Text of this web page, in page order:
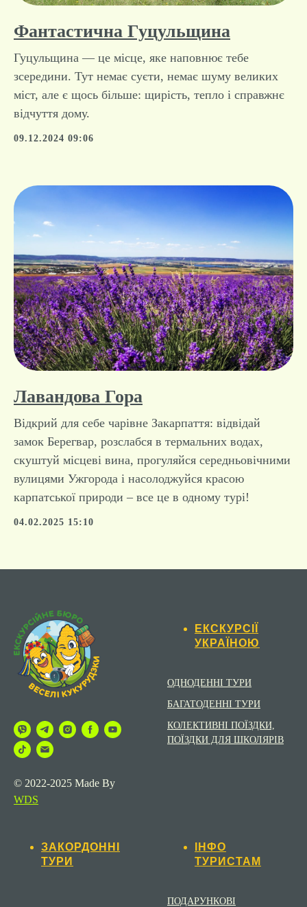
Фантастична Гуцульщина
Гуцульщина — це місце, яке наповнює тебе
зсередини. Тут немає суєти, немає шуму великих
міст, але є щось більше: щирість, тепло і справжнє
відчуття дому.
09.12.2024 09:06
Лавандова Гора
Відкрий для себе чарівне Закарпаття: відвідай
замок Берегвар, розслабся в термальних водах,
скуштуй місцеві вина, прогуляйся середньовічними
вулицями Ужгорода і насолоджуйся красою
карпатської природи – все це в одному турі!
04.02.2025 15:10
© 2022-2025 Made By
WDS
ЕКСКУРСІЇ
УКРАЇНОЮ
ОДНОДЕННІ ТУРИ
БАГАТОДЕННІ ТУРИ
КОЛЕКТИВНІ ПОЇЗДКИ,
ПОЇЗДКИ ДЛЯ ШКОЛЯРІВ
ЗАКОРДОННІ
ТУРИ
ІНФО
ТУРИСТАМ
ПОДАРУНКОВІ